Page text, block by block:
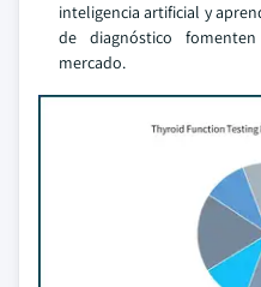
inteligencia artificial y
de diagnóstico
mercado.